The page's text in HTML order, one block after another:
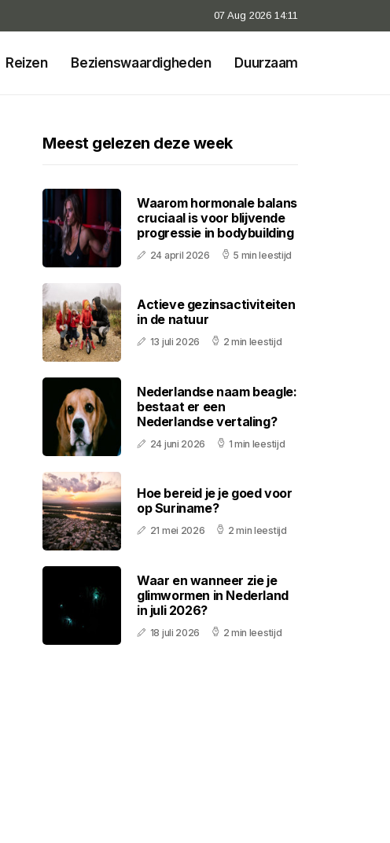
07 Aug 2026 14:11
Reizen Bezienswaardigheden Duurzaam
Meest gelezen deze week
Waarom hormonale balans
cruciaal is voor blijvende
progressie in bodybuilding
24 april 2026 5 min leestijd
Actieve gezinsactiviteiten
in de natuur
13 juli 2026 2 min leestijd
Nederlandse naam beagle:
bestaat er een
Nederlandse vertaling?
24 juni 2026 1 min leestijd
Hoe bereid je je goed voor
op Suriname?
21 mei 2026 2 min leestijd
Waar en wanneer zie je
glimwormen in Nederland
in juli 2026?
18 juli 2026 2 min leestijd